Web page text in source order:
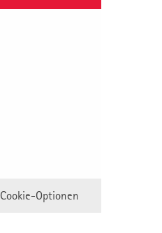
Cookie-Optionen